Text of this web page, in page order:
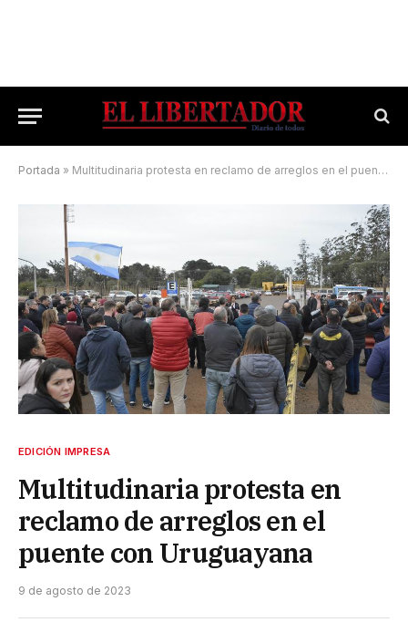
Portada » Multitudinaria protesta en reclamo de arreglos en el puente con Uruguayana
EDICIÓN IMPRESA
Multitudinaria protesta en
reclamo de arreglos en el
puente con Uruguayana
9 de agosto de 2023